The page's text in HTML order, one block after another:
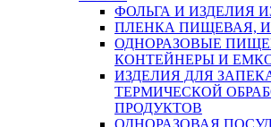
ФОЛЬГА И ИЗДЕЛИЯ
ПЛЕНКА ПИЩЕВАЯ,
ОДНОРАЗОВЫЕ
КОНТЕЙНЕРЫ И
ИЗДЕЛИЯ ДЛЯ
ТЕРМИЧЕСКОЙ
ПРОДУКТОВ
ОДНОРАЗОВАЯ